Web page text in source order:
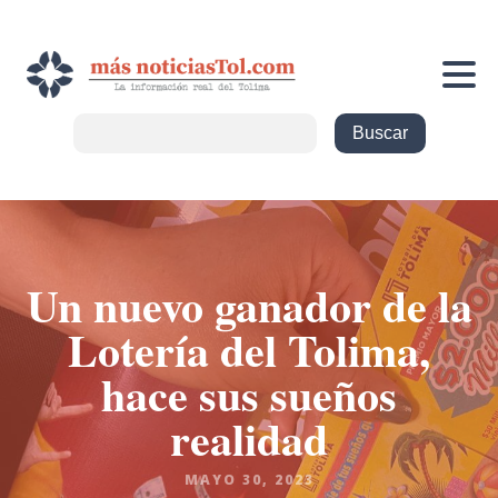
Un nuevo ganador de la
Lotería del Tolima,
hace sus sueños
realidad
MAYO 30, 2023